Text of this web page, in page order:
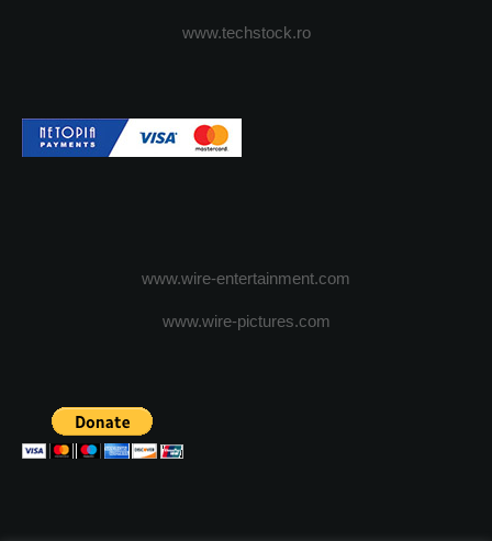
www.techstock.ro
www.wire-entertainment.com
www.wire-pictures.com